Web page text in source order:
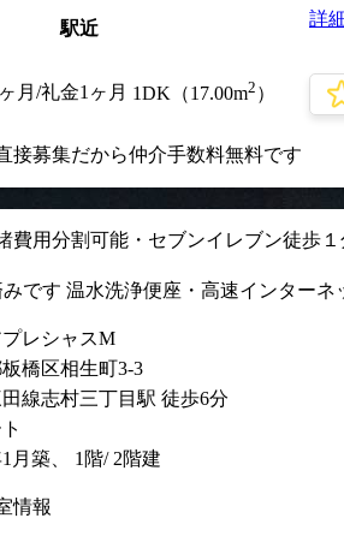
駅近 詳
月/礼金1ヶ月 1DK（17.00m2 ）
接募集だから仲介手数料無料です
費用分割可能・セブンイレブン徒歩
です 温水洗浄便座・高速インター
レシャスM
橋区相生町3-3
線志村三丁目駅 徒歩6分
1月築、 1階/ 2階建
情報